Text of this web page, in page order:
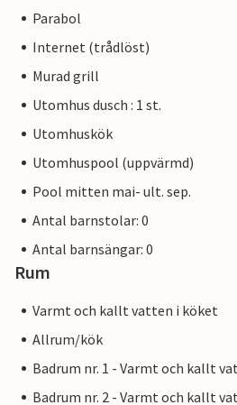
Parabol
Internet (trådlöst)
Murad grill
Utomhus dusch : 1 st.
Utomhuskök
Utomhuspool (uppvärmd)
Pool mitten mai- ult. sep.
Antal barnstolar: 0
Antal barnsängar: 0
Rum
Varmt och kallt vatten i köket
Allrum/kök
Badrum nr. 1 - Varmt och kallt
Badrum nr. 2 - Varmt och kallt